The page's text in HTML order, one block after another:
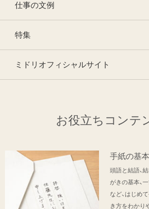
仕事の文例
特集
ミドリオフィシャルサイト
お役立ちコンテ
手紙の基本
頭語と結語、
がきの基本、
など、はじめ
き方をわかり